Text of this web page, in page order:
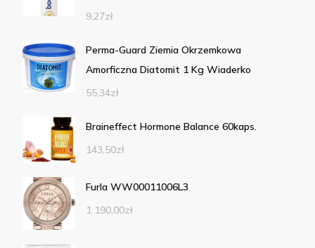
9,27zł
Perma-Guard Ziemia Okrzemkowa
Amorficzna Diatomit 1 Kg Wiaderko
55,34zł
Braineffect Hormone Balance 60kaps.
143,50zł
Furla WW00011006L3
1 190,00zł